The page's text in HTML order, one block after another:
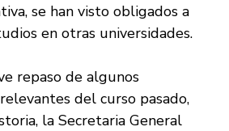
se han visto obligados a
en otras universidades.
repaso de algunos
del curso pasado,
la Secretaria General